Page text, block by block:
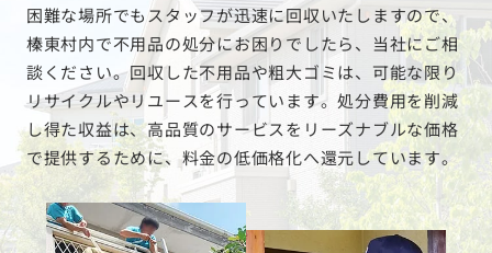
困難な場所でもスタッフが迅速に回収いたしますので、
榛東村内で不用品の処分にお困りでしたら、当社にご相
談ください。回収した不用品や粗大ゴミは、可能な限り
リサイクルやリユースを行っています。処分費用を削減
し得た収益は、高品質のサービスをリーズナブルな価格
で提供するために、料金の低価格化へ還元しています。